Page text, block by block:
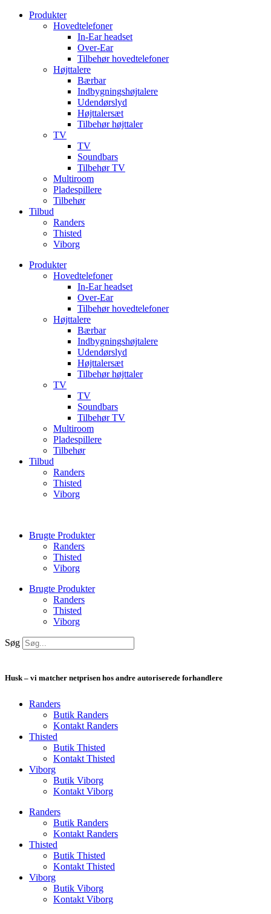
VidereProdukter
Hovedtelefoner
In-Ear headset
Over-Ear
Tilbehør hovedtelefoner
Højttalere
Bærbar
Indbygningshøjtalere
Udendørslyd
Højttalersæt
Tilbehør højttaler
TV
TV
Soundbars
Tilbehør TV
Multiroom
Pladespillere
Tilbehør
Tilbud
Randers
Thisted
Viborg
Produkter
Hovedtelefoner
In-Ear headset
Over-Ear
Tilbehør hovedtelefoner
Højttalere
Bærbar
Indbygningshøjtalere
Udendørslyd
Højttalersæt
Tilbehør højttaler
TV
TV
Soundbars
Tilbehør TV
Multiroom
Pladespillere
Tilbehør
Tilbud
Randers
Thisted
Viborg
Brugte Produkter
Randers
Thisted
Viborg
Brugte Produkter
Randers
Thisted
Viborg
Søg
Husk – vi matcher netprisen hos andre autoriserede forhandlere
Randers
Butik Randers
Kontakt Randers
Thisted
Butik Thisted
Kontakt Thisted
Viborg
Butik Viborg
Kontakt Viborg
Randers
Butik Randers
Kontakt Randers
Thisted
Butik Thisted
Kontakt Thisted
Viborg
Butik Viborg
Kontakt Viborg